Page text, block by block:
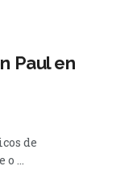
Paul en
de
o ...